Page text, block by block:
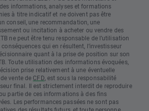
des informations, analyses et formations
à titre indicatif et ne doivent pas être
conseil, une recommandation, une
ou incitation à acheter ou vendre des
ne peut être tenu responsable de l’utilisation
qui en résultent, l’investisseur
quant à la prise de position sur son
Toute utilisation des informations évoquées,
prise relativement à une éventuelle
vente de CFD, est sous la responsabilité
final. Il est strictement interdit de reproduire
partie de ces informations à des fins
Les performances passées ne sont pas